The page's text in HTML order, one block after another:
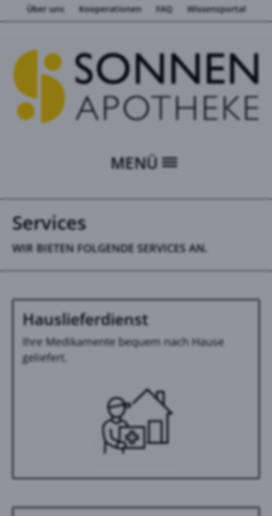
Über uns Kooperationen FAQ Wissensportal
MENÜ
Services
WIR BIETEN FOLGENDE SERVICES AN.
Hauslieferdienst
Ihre Medikamente bequem nach Hause
geliefert.